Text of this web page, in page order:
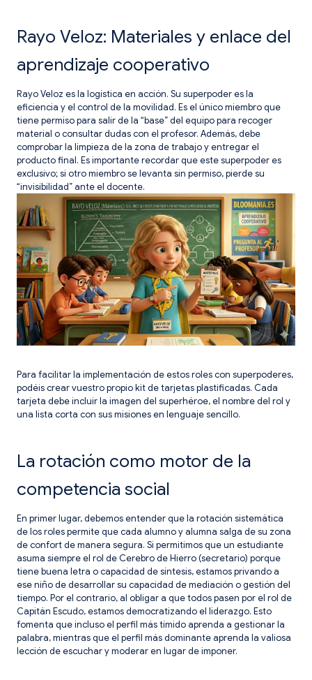
Rayo Veloz: Materiales y enlace del
aprendizaje cooperativo
Rayo Veloz es la logística en acción. Su superpoder es la
eficiencia y el control de la movilidad. Es el único miembro que
tiene permiso para salir de la “base” del equipo para recoger
material o consultar dudas con el profesor. Además, debe
comprobar la limpieza de la zona de trabajo y entregar el
producto final. Es importante recordar que este superpoder es
exclusivo; si otro miembro se levanta sin permiso, pierde su
“invisibilidad” ante el docente.
Para facilitar la implementación de estos roles con superpoderes,
podéis crear vuestro propio kit de tarjetas plastificadas. Cada
tarjeta debe incluir la imagen del superhéroe, el nombre del rol y
una lista corta con sus misiones en lenguaje sencillo.
La rotación como motor de la
competencia social
En primer lugar, debemos entender que la rotación sistemática
de los roles permite que cada alumno y alumna salga de su zona
de confort de manera segura. Si permitimos que un estudiante
asuma siempre el rol de Cerebro de Hierro (secretario) porque
tiene buena letra o capacidad de síntesis, estamos privando a
ese niño de desarrollar su capacidad de mediación o gestión del
tiempo. Por el contrario, al obligar a que todos pasen por el rol de
Capitán Escudo, estamos democratizando el liderazgo. Esto
fomenta que incluso el perfil más tímido aprenda a gestionar la
palabra, mientras que el perfil más dominante aprenda la valiosa
lección de escuchar y moderar en lugar de imponer.